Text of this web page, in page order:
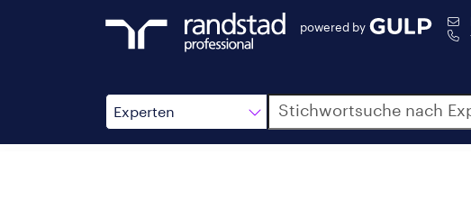
powered by
Experten
Suche